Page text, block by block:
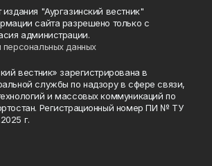
"Аургазинский вестник"
сайта разрешено только с
администрации.
данных
вестник» зарегистрирована в
службы по надзору в сфере связи,
и массовых коммуникаций по
Регистрационный номер ПИ № ТУ
г.